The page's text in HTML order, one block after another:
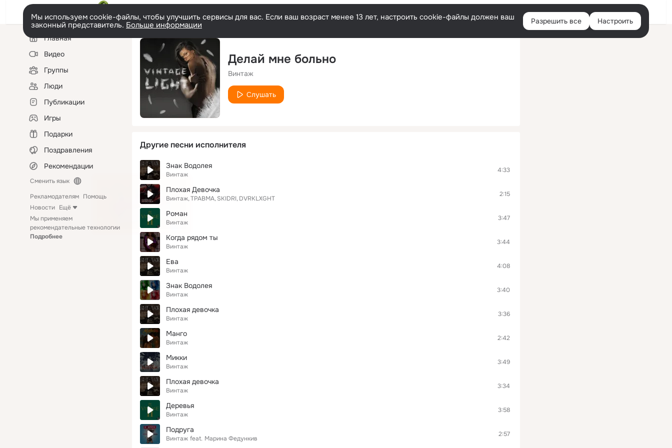
Войти
Мы используем cookie-файлы, чтобы улучшить сервисы для вас. Если ваш возраст менее 13 лет, настроить cookie-файлы должен ваш
законный представитель. Больше информации Разрешить все Настроить
Левая
колонкаГлавная
Видео
Группы
Люди
Публикации
Игры
Подарки
Поздравления
Рекомендации
Сменить язык
Рекламодателям Помощь
Новости Ещё
Мы применяем
рекомендательные технологии
Подробнее
Делай мне больно
Винтаж
Слушать
Другие песни исполнителя
Знак Водолея
Винтаж
4:33
Плохая Девочка
Винтаж ТРАВМА SKIDRI DVRKLXGHT
2:15
Роман
Винтаж
3:47
Когда рядом ты
Винтаж
3:44
Ева
Винтаж
4:08
Знак Водолея
Винтаж
3:40
Плохая девочка
Винтаж
3:36
Манго
Винтаж
2:42
Микки
Винтаж
3:49
Плохая девочка
Винтаж
3:34
Деревья
Винтаж
3:58
Подруга
Винтаж feat. Марина Федункив
2:57